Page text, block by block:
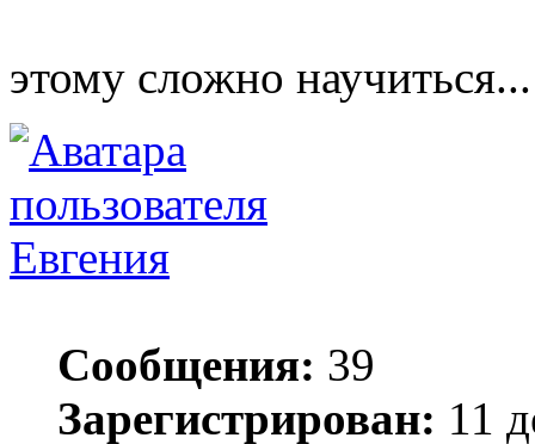
этому сложно научиться...
Евгения
Сообщения: 39
Зарегистрирован: 11